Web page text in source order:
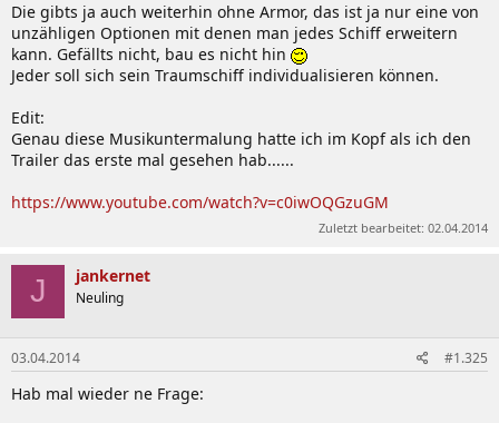
Die gibts ja auch weiterhin ohne Armor, das ist ja nur eine von
unzähligen Optionen mit denen man jedes Schiff erweitern
kann. Gefällts nicht, bau es nicht hin
Jeder soll sich sein Traumschiff individualisieren können.
Edit:
Genau diese Musikuntermalung hatte ich im Kopf als ich den
Trailer das erste mal gesehen hab......
https://www.youtube.com/watch?v=c0iwOQGzuGM
Zuletzt bearbeitet: 02.04.2014
J jankernet
Neuling
03.04.2014 #1.325
Hab mal wieder ne Frage: